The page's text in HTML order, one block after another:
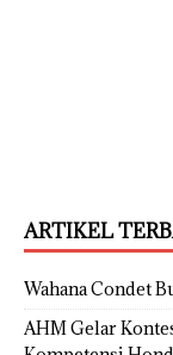
ARTIKEL
Wahana Condet
AHM Gelar